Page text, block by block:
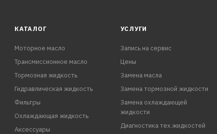
КАТАЛОГ
Моторное масло
Трансмиссионное масло
Тормозная жидкость
Гидравлическая жидкость
Фильтры
Охлаждающая жидкость
Аксессуары
УСЛУГИ
Запись на сервис
Цены
Замена масла
Замена тормозной жидкости
Замена охлаждающей
жидкости
Диагностика тех.жидкостей